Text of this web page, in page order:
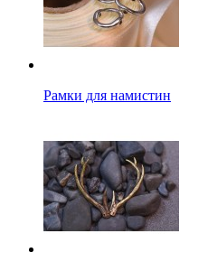
Рамки для намистин